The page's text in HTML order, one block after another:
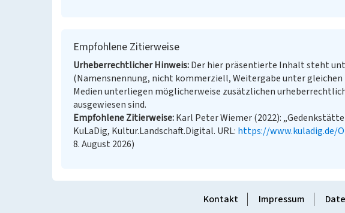
Empfohlene Zitierweise
Urheberrechtlicher Hinweis Der hier präsentierte Inhalt steht
(Namensnennung, nicht kommerziell, Weitergabe unter gleichen
Medien unterliegen möglicherweise zusätzlichen
ausgewiesen sind.
Empfohlene Zitierweise Karl Peter Wiemer (2022):
KuLaDig, Kultur.Landschaft.Digital. URL: https://www.kuladig.de/
8. August 2026)
Kontakt Impressum